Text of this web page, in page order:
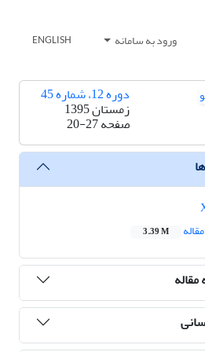
ورود به سامانه ENGLISH
دوره 12، شماره 45
زمستان 1395
صفحه20-27
3.39 M